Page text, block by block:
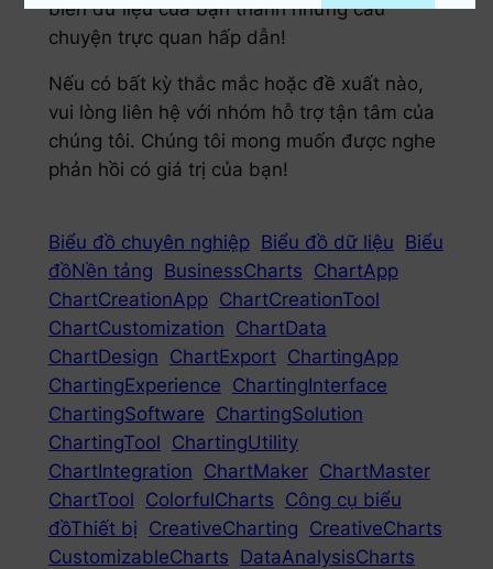
biến dữ liệu của bạn thành những câu
chuyện trực quan hấp dẫn!
Nếu có bất kỳ thắc mắc hoặc đề xuất nào,
vui lòng liên hệ với nhóm hỗ trợ tận tâm của
chúng tôi. Chúng tôi mong muốn được nghe
phản hồi có giá trị của bạn!
Biểu đồ chuyên nghiệp Biểu đồ dữ liệu Biểu
đồNền tảng BusinessCharts ChartApp
ChartCreationApp ChartCreationTool
ChartCustomization ChartData
ChartDesign ChartExport ChartingApp
ChartingExperience ChartingInterface
ChartingSoftware ChartingSolution
ChartingTool ChartingUtility
ChartIntegration ChartMaker ChartMaster
ChartTool ColorfulCharts Công cụ biểu
đồThiết bị CreativeCharting CreativeCharts
CustomizableCharts DataAnalysisCharts